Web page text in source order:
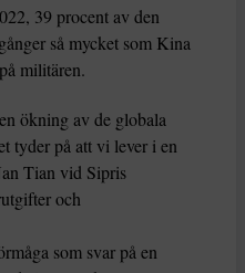
39 procent av den
så mycket som Kina
militären.
ökning av de globala
tyder på att vi lever i en
Tian vid Sipris
och
som svar på en